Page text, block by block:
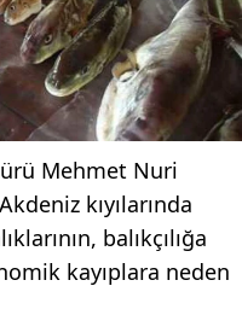
Mehmet Nuri
kıyılarında
balıkçılığa
kayıplara neden